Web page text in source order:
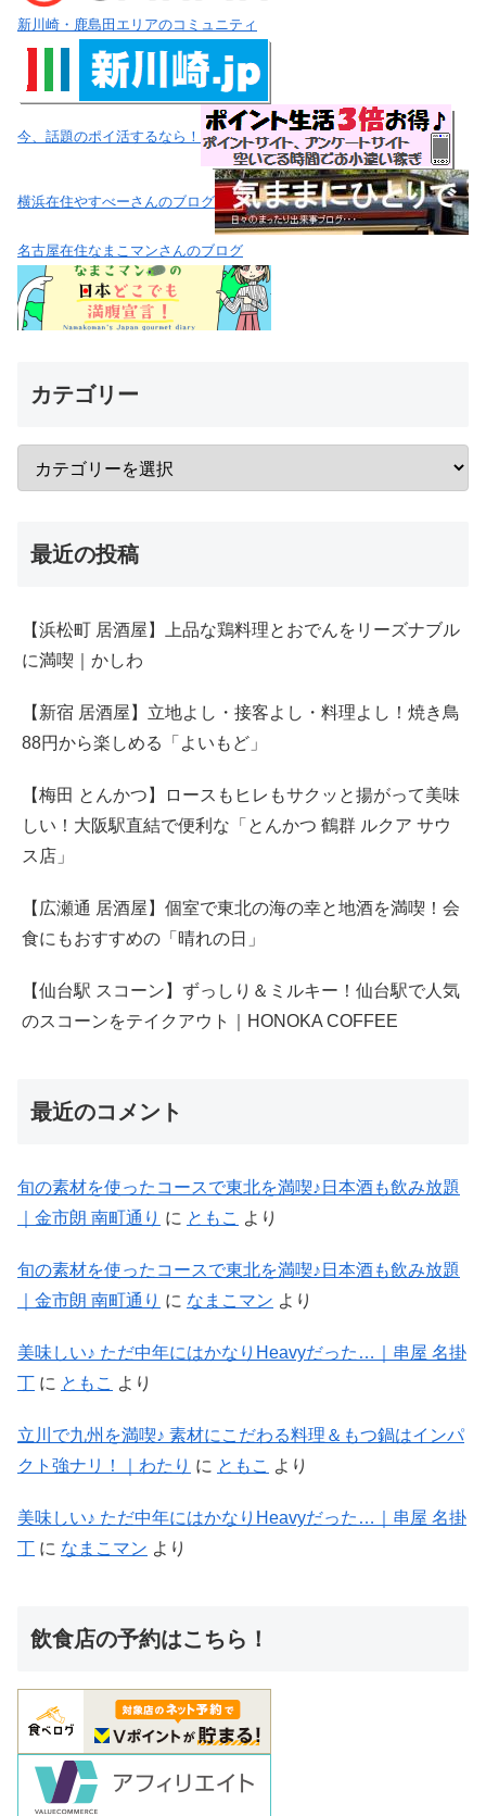
新川崎・鹿島田エリアのコミュニティ
今、話題のポイ活するなら！
横浜在住やすべーさんのブログ
名古屋在住なまこマンさんのブログ
カテゴリー
最近の投稿
【浜松町 居酒屋】上品な鶏料理とおでんをリーズナブル
に満喫｜かしわ
【新宿 居酒屋】立地よし・接客よし・料理よし！焼き鳥
88円から楽しめる「よいもど」
【梅田 とんかつ】ロースもヒレもサクッと揚がって美味
しい！大阪駅直結で便利な「とんかつ 鶴群 ルクア サウ
ス店」
【広瀬通 居酒屋】個室で東北の海の幸と地酒を満喫！会
食にもおすすめの「晴れの日」
【仙台駅 スコーン】ずっしり＆ミルキー！仙台駅で人気
のスコーンをテイクアウト｜HONOKA COFFEE
最近のコメント
旬の素材を使ったコースで東北を満喫♪日本酒も飲み放題
｜金市朗 南町通り に ともこ より
旬の素材を使ったコースで東北を満喫♪日本酒も飲み放題
｜金市朗 南町通り に なまこマン より
美味しい♪ ただ中年にはかなりHeavyだった…｜串屋 名掛
丁 に ともこ より
立川で九州を満喫♪ 素材にこだわる料理＆もつ鍋はインパ
クト強ナリ！｜わたり に ともこ より
美味しい♪ ただ中年にはかなりHeavyだった…｜串屋 名掛
丁 に なまこマン より
飲食店の予約はこちら！